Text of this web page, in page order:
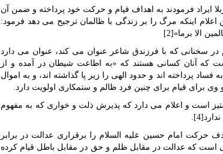
ایراد فرمودند به اهداف قیام و حرکت خود پرداخته و ضمن آن
اینکه مرگ را بر زندگی با ظالمان ترجیح می دهد فرمود:
الا برما»[2]
در سخنانی که با فرزندق شاعر عنوان می کند، عنوان می دارد
که آنان کسانی هستند که «به اطاعت شیطان در آمده و از
فساد پرداخته اند و حدود الهی را زیر پا گذاشته اند، و به اموال
است و اعلام می دارد که پذیرش ذلت و خواری که به مفهوم
حرکت امام حسین عليه السلام را برقراری عدالت در برابر
است که عدالت در مقابل ظلم و حق در مقابل باطل قیام کرده